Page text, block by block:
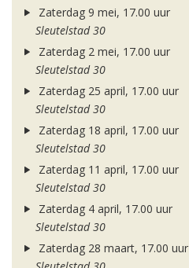
Zaterdag 9 mei, 17.00 uur
Sleutelstad 30
Zaterdag 2 mei, 17.00 uur
Sleutelstad 30
Zaterdag 25 april, 17.00 uur
Sleutelstad 30
Zaterdag 18 april, 17.00 uur
Sleutelstad 30
Zaterdag 11 april, 17.00 uur
Sleutelstad 30
Zaterdag 4 april, 17.00 uur
Sleutelstad 30
Zaterdag 28 maart, 17.00 uur